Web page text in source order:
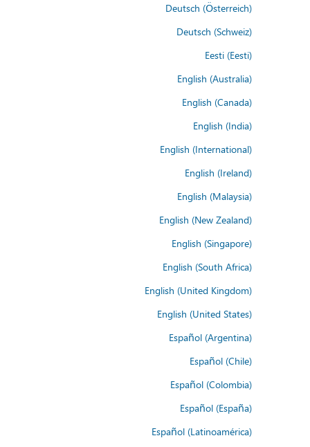
Deutsch (Österreich)
Deutsch (Schweiz)
Eesti (Eesti)
English (Australia)
English (Canada)
English (India)
English (International)
English (Ireland)
English (Malaysia)
English (New Zealand)
English (Singapore)
English (South Africa)
English (United Kingdom)
English (United States)
Español (Argentina)
Español (Chile)
Español (Colombia)
Español (España)
Español (Latinoamérica)